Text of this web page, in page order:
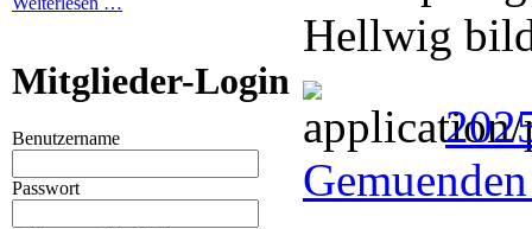
Mitglieder-Login
Benutzername
Passwort
Hellwig